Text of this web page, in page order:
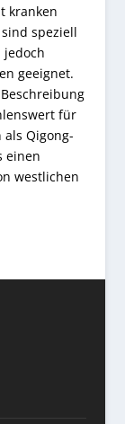
kranken
speziell
jedoch
geeignet.
für
Qigong-
einen
westlichen